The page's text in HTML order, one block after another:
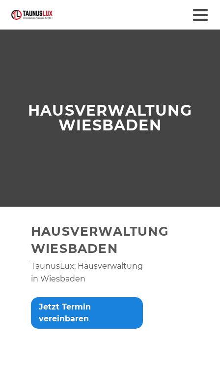
HAUSVERWALTUNG
WIESBADEN
HAUSVERWALTUNG
WIESBADEN
TaunusLux: Hausverwaltung
in Wiesbaden
Jetzt Termin
vereinbaren